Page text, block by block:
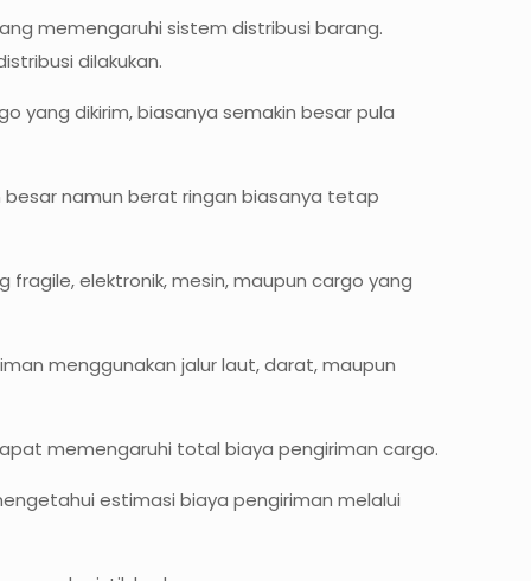
memengaruhi sistem distribusi barang.
dilakukan.
yang dikirim, biasanya semakin besar pula
besar namun berat ringan biasanya tetap
elektronik, mesin, maupun cargo yang
menggunakan jalur laut, darat, maupun
memengaruhi total biaya pengiriman cargo.
estimasi biaya pengiriman melalui